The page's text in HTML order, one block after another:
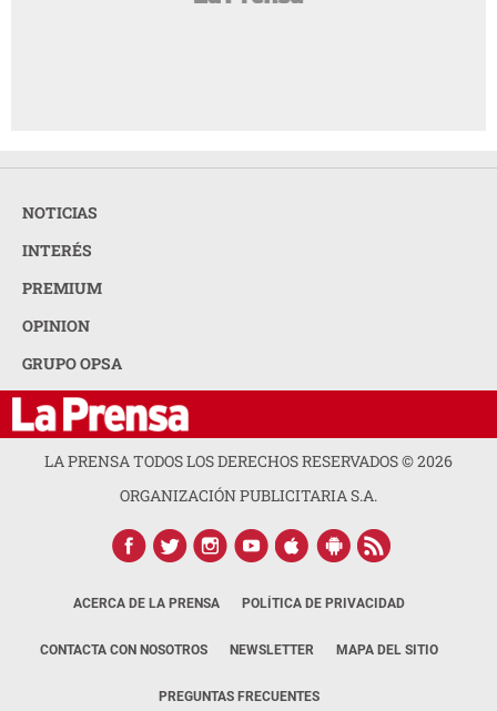
NOTICIAS
INTERÉS
PREMIUM
OPINION
GRUPO OPSA
LA PRENSA TODOS LOS DERECHOS RESERVADOS ©2026
ORGANIZACIÓN PUBLICITARIA S.A.
ACERCA DE LA PRENSA POLÍTICA DE PRIVACIDAD
CONTACTA CON NOSOTROS NEWSLETTER MAPA DEL SITIO
PREGUNTAS FRECUENTES